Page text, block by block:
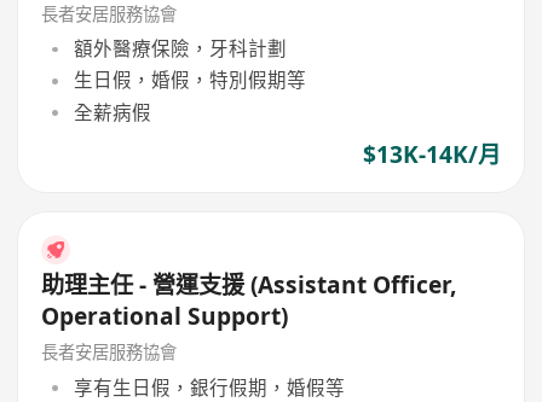
長者安居服務協會
額外醫療保險，牙科計劃
生日假，婚假，特別假期等
全薪病假
$13K-14K/月
助理主任 - 營運支援 (Assistant Officer,
Operational Support)
長者安居服務協會
享有生日假，銀行假期，婚假等